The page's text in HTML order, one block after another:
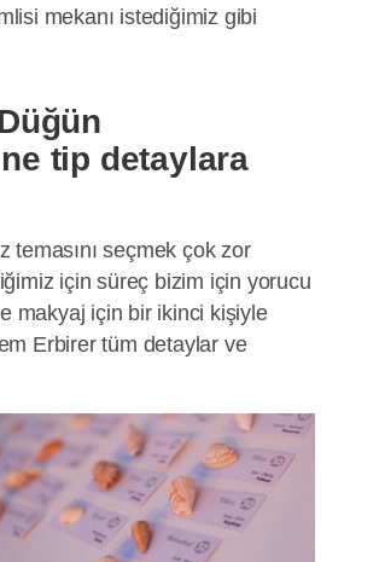
mekanı istediğimiz gibi
tip detaylara
temasını seçmek çok zor
için süreç bizim için yorucu
makyaj için bir ikinci kişiyle
Erbirer tüm detaylar ve